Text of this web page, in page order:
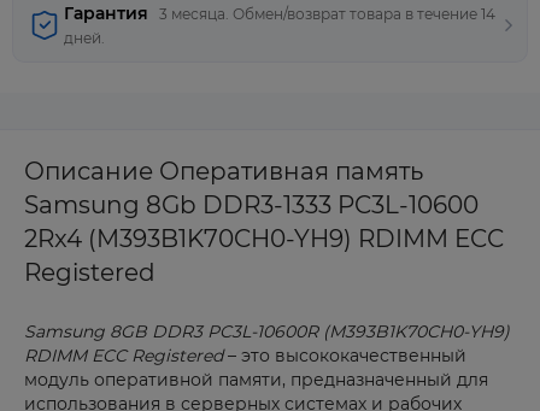
Гарантия
3 месяца. Обмен/возврат товара в течение 14
дней.
Описание Оперативная память
Samsung 8Gb DDR3-1333 PC3L-10600
2Rx4 (M393B1K70CH0-YH9) RDIMM ECC
Registered
Samsung 8GB DDR3 PC3L-10600R (M393B1K70CH0-YH9)
RDIMM ECC Registered– это высококачественный
модуль оперативной памяти, предназначенный для
использования в серверных системах и рабочих